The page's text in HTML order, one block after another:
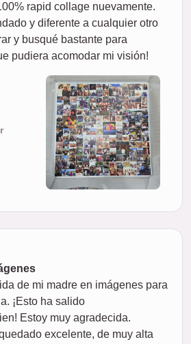
rapid collage nuevamente.
y diferente a cualquier otro
y busqué bastante para
pudiera acomodar mi visión!
de mi madre en imágenes para
¡Esto ha salido
Estoy muy agradecida.
excelente, de muy alta